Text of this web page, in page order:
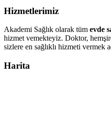
Hizmetlerimiz
Akademi Sağlık olarak tüm evde
hizmet vemekteyiz. Doktor,
sizlere en sağlıklı hizmeti vermek
Harita